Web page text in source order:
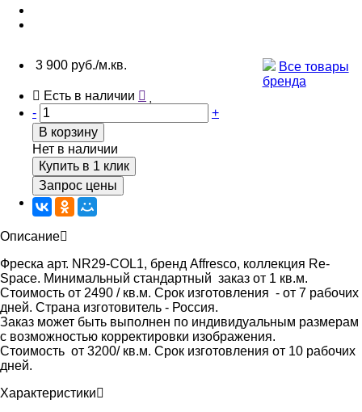
3 900 руб./м.кв.
Все товары
бренда
Есть в наличии
-
+
В корзину
Нет в наличии
Купить в 1 клик
Запрос цены
Описание
Фреска арт. NR29-COL1, бренд Affresco, коллекция Re-
Space. Минимальный стандартный заказ от 1 кв.м.
Стоимость от 2490 / кв.м. Срок изготовления - от 7 рабочих
дней. Страна изготовитель - Россия.
Заказ может быть выполнен по индивидуальным размерам
с возможностью корректировки изображения.
Стоимость от 3200/ кв.м. Срок изготовления от 10 рабочих
дней.
Характеристики